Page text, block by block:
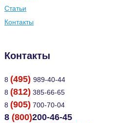
Статьи
Контакты
Контакты
8 (495) 989-40-44
8 (812) 385-66-65
8 (905) 700-70-04
8 (800)200-46-45